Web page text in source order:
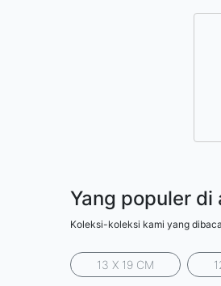
Yang populer di
Koleksi-koleksi kami yang
13 X 19 CM